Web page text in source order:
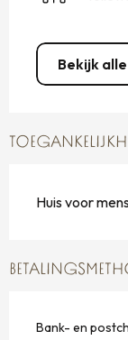
Bekijk
Huis voor
Bank- en